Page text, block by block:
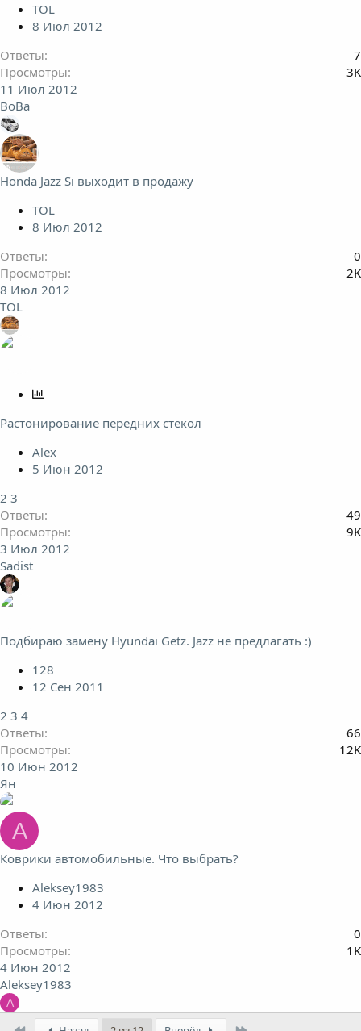
TOL
8 Июл 2012
Ответы
7
Просмотры
3K
11 Июл 2012
ВоВа
Honda Jazz Si выходит в продажу
TOL
8 Июл 2012
Ответы
0
Просмотры
2K
8 Июл 2012
TOL
О
р
с
Растонирование передних стекол
Alex
5 Июн 2012
2 3
Ответы
49
Просмотры
9K
3 Июл 2012
Sadist
Подбираю замену Hyundai Getz. Jazz не предлагать :)
128
12 Сен 2011
2 3 4
Ответы
66
Просмотры
12K
10 Июн 2012
Ян
A
Коврики автомобильные. Что выбрать?
Aleksey1983
4 Июн 2012
Ответы
0
Просмотры
1K
4 Июн 2012
Aleksey1983
A